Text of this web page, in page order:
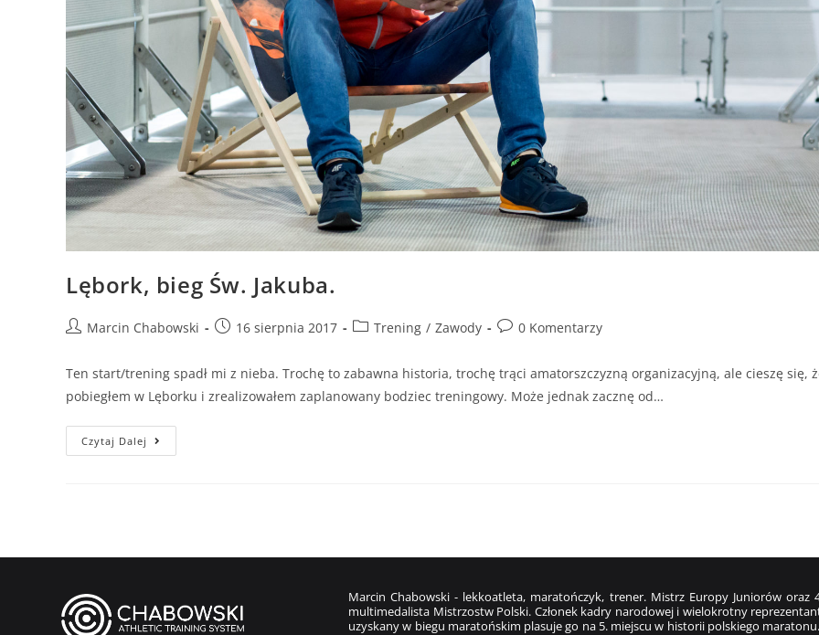
Lębork, bieg Św. Jakuba.
Marcin Chabowski 16 sierpnia 2017 Trening / Zawody 0 Komentarzy
Ten start/trening spadł mi z nieba. Trochę to zabawna historia, trochę trąci amatorszczyzną organizacyjną, ale cieszę się,
pobiegłem w Lęborku i zrealizowałem zaplanowany bodziec treningowy. Może jednak zacznę od…
Czytaj Dalej
Marcin Chabowski - lekkoatleta, maratończyk, trener. Mistrz Europy Juniorów
multimedalista Mistrzostw Polski. Członek kadry narodowej i wielokrotny
uzyskany w biegu maratońskim plasuje go na 5. miejscu w historii polskiego